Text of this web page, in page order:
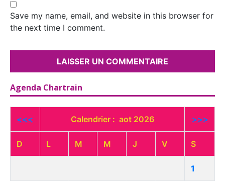
Save my name, email, and website in this browser for
the next time I comment.
Agenda Chartrain
<<< Calendrier : aot 2026 >>>
D L M M J V S
1